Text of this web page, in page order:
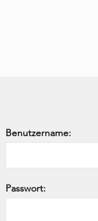
Benutzername:
Passwort: